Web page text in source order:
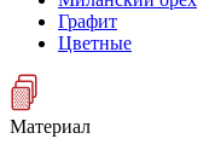
Графит
Цветные
Материал